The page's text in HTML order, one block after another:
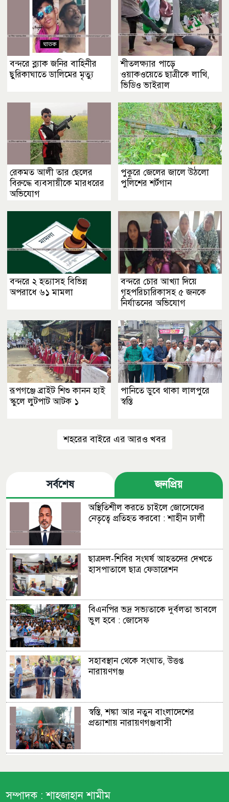
বন্দরে ব্ল্যাক জনির বাহিনীর
ছুরিকাঘাতে ডালিমের মৃত্যু
শীতলক্ষ্যার পাড়ে
ওয়াকওয়েতে ছাত্রীকে লাথি,
ভিডিও ভাইরাল
রেকমত আলী তার ছেলের
বিরুদ্ধে ব্যবসায়ীকে মারধরের
অভিযোগ
পুকুরে জেলের জালে উঠলো
পুলিশের শর্টগান
বন্দরে ২ হত্যাসহ বিভিন্ন
অপরাধে ৬১ মামলা
বন্দরে চোর আখ্যা দিয়ে
গৃহপরিচারিকাসহ ৫ জনকে
নির্যাতনের অভিযোগ
রূপগঞ্জে ব্রাইট শিশু কানন হাই
স্কুলে লুটপাট আটক ১
পানিতে ডুবে থাকা লালপুরে
স্বস্তি
শহরের বাইরে এর আরও খবর
সর্বশেষ জনপ্রিয়
অস্থিতিশীল করতে চাইলে জোসেফের
নেতৃত্বে প্রতিহত করবো : শাহীন ঢালী
ছাত্রদল-শিবির সংঘর্ষ আহতদের দেখতে
হাসপাতালে ছাত্র ফেডারেশন
বিএনপির ভদ্র সভ্যতাকে দুর্বলতা ভাবলে
ভুল হবে : জোসেফ
সহাবস্থান থেকে সংঘাত, উত্তপ্ত
নারায়ণগঞ্জ
স্বস্তি, শঙ্কা আর নতুন বাংলাদেশের
প্রত্যাশায় নারায়ণগঞ্জবাসী
যেভাবে
সম্পাদক :শাহজাহান শামীম